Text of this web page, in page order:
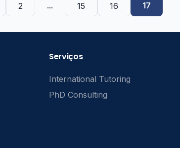
2 ... 15 16 17
Serviços
International Tutoring
PhD Consulting